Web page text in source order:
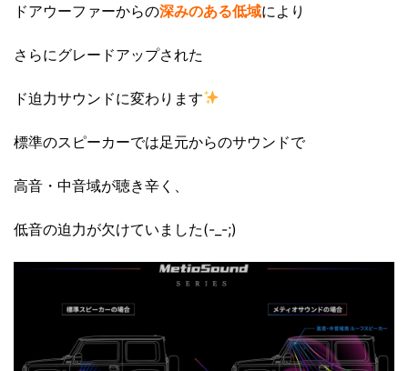
ドアウーファーからの深みのある低域により
さらにグレードアップされた
ド迫力サウンドに変わります
標準のスピーカーでは足元からのサウンドで
高音・中音域が聴き辛く、
低音の迫力が欠けていました(-_-;)